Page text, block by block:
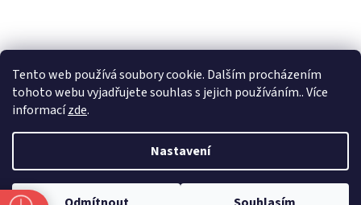
Tento web používá soubory cookie. Dalším procházením
tohoto webu vyjadřujete souhlas s jejich používáním.. Více
informacízde.
Nastavení
Vytvořil Shoptet
Copyright 2026Zlatnictví Masaříkovi. Všechna práva vyhrazena.